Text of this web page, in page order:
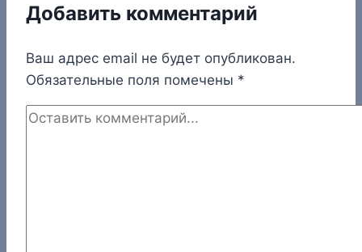
Добавить комментарий
Ваш адрес email не будет опубликован.
Обязательные поля помечены *